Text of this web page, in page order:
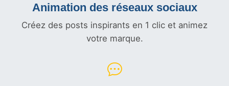
Animation des réseaux sociaux
Créez des posts inspirants en 1 clic et animez
votre marque.